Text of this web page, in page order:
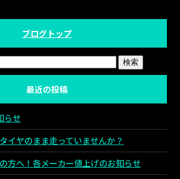
ブログトップ
最近の投稿
らせ
イヤのまま走っていませんか？
方へ！各メーカー値上げのお知らせ